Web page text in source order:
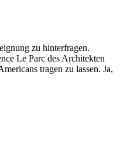
zu hinterfragen.
Le Parc des Architekten
tragen zu lassen. Ja,